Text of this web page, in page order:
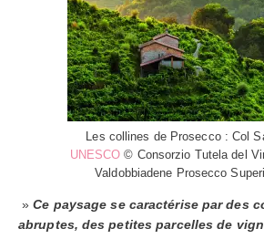
Les collines de Prosecco : Col
UNESCO © Consorzio Tutela del
Valdobbiadene Prosecco
»Ce paysage se caractérise par des
abruptes, des petites parcelles de